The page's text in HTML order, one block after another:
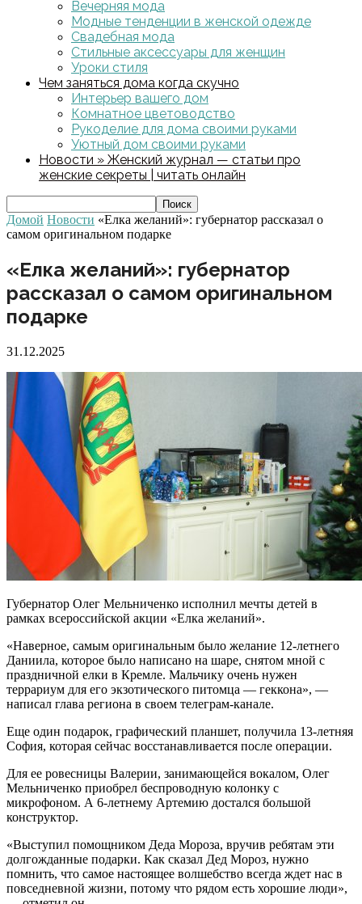
Вечерняя мода
Модные тенденции в женской одежде
Свадебная мода
Стильные аксессуары для женщин
Уроки стиля
Чем заняться дома когда скучно
Интерьер вашего дом
Комнатное цветоводство
Рукоделие для дома своими руками
Уютный дом своими руками
Новости » Женский журнал — статьи про
женские секреты | читать онлайн
Домой Новости «Елка желаний»: губернатор рассказал о
самом оригинальном подарке
«Елка желаний»: губернатор
рассказал о самом оригинальном
подарке
31.12.2025
Губернатор Олег Мельниченко исполнил мечты детей в
рамках всероссийской акции «Елка желаний».
«Наверное, самым оригинальным было желание 12-летнего
Даниила, которое было написано на шаре, снятом мной с
праздничной елки в Кремле. Мальчику очень нужен
террариум для его экзотического питомца — геккона», —
написал глава региона в своем телеграм-канале.
Еще один подарок, графический планшет, получила 13-летняя
София, которая сейчас восстанавливается после операции.
Для ее ровесницы Валерии, занимающейся вокалом, Олег
Мельниченко приобрел беспроводную колонку с
микрофоном. А 6-летнему Артемию достался большой
конструктор.
«Выступил помощником Деда Мороза, вручив ребятам эти
долгожданные подарки. Как сказал Дед Мороз, нужно
помнить, что самое настоящее волшебство всегда ждет нас в
повседневной жизни, потому что рядом есть хорошие люди»,